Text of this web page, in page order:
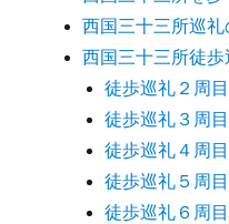
西国三十三所巡礼
西国三十三所徒歩
徒歩巡礼２周
徒歩巡礼３周
徒歩巡礼４周目
徒歩巡礼５周目
徒歩巡礼６周目